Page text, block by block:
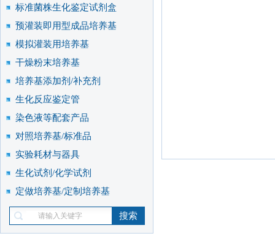
标准菌株生化鉴定试剂盒
预灌装即用型成品培养基
模拟灌装用培养基
干燥粉末培养基
培养基添加剂/补充剂
生化反应鉴定管
染色液等配套产品
对照培养基/标准品
实验耗材与器具
生化试剂/化学试剂
定做培养基/定制培养基